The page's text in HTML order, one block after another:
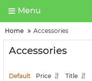
Menu
Home Accessories
Accessories
Default Price Title